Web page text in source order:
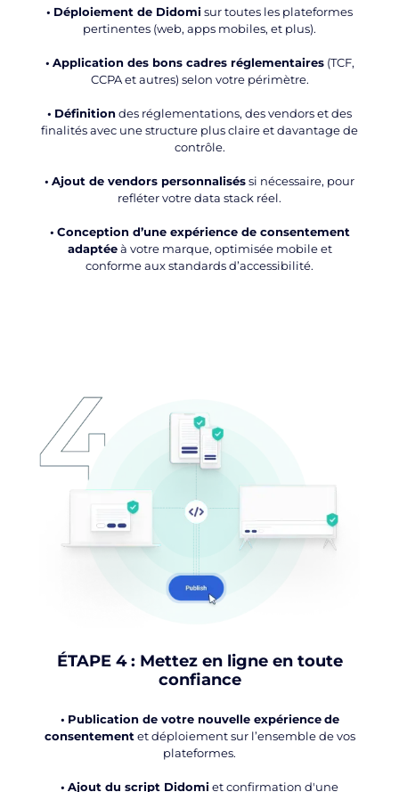
• Déploiement de Didomisur toutes les plateformes
pertinentes (web, apps mobiles, et plus).
• Application des bons cadres réglementaires(TCF,
CCPA et autres) selon votre périmètre.
• Définitiondes réglementations, des vendors et des
finalités avec une structure plus claire et davantage de
contrôle.
• Ajout de vendors personnaliséssi nécessaire, pour
refléter votre data stack réel.
• Conception d’une expérience de consentement
adaptéeà votre marque, optimisée mobile et
conforme aux standards d’accessibilité.
ÉTAPE 4 : Mettez en ligne en toute
confiance
• Publication de votre nouvelle expérience de
consentement et déploiement sur l’ensemble de vos
plateformes.
• Ajout du script Didomiet confirmation d'une